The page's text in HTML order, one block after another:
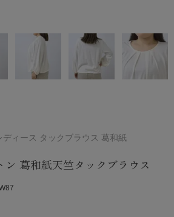
ィース タックブラウス 葛和紙
ン 葛和紙天竺タックブラウス